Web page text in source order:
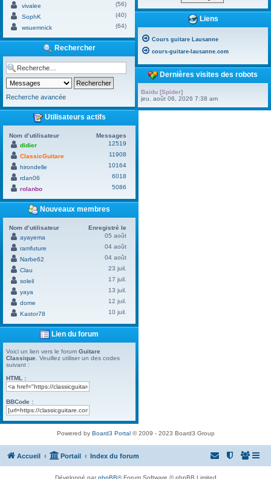
vivalee
(56)
SophK
(40)
wsuemnick
(64)
Rechercher
Recherche avancée
Utilisateurs actifs
Nom d’utilisateur
Messages
didier
12519
ClassicGuitare
11908
hirondelle
10164
rdan06
6018
rolanbo
5086
Nouveaux membres
Nom d’utilisateur
Enregistré le
ayayema
05 août
ramfuture
04 août
Narbe62
04 août
Clau
23 juil.
soleil
17 juil.
yaya
13 juil.
dome
12 juil.
Kastor78
10 juil.
Lien du forum
Voici un lien vers le forum Guitare
Classique . Veuillez utiliser un des codes
suivant :
HTML :
BBCode :
Liens
Cours guitare Lausanne
cours-guitare-lausanne.com
Dernières visites des robots
Baidu [Spider]
jeu. août 06, 2026 7:38 am
Powered by Board3 Portal© 2009 - 2023 Board3 Group
Accueil Portail Index du forum
Développé parphpBB® Forum Software © phpBB Limited